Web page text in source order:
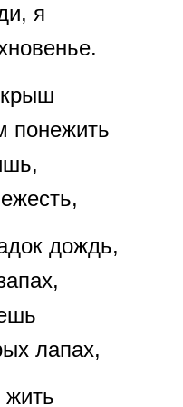
я
понежить
дождь,
лапах,
жить